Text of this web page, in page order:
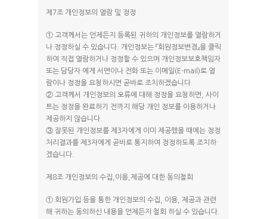
제7조 개인정보의 열람 및 정정
① 고객께서는 언제든지 등록된 귀하의 개인정보를 열람하거
나 정정하실 수 있습니다. 개인정보는 『회원정보변경』을 클릭
하여 직접 열람하거나 정정할 수 있으며 개인정보보호책임자
또는 담당자 에게 서면이나 전화 또는 이메일(E-mail)로 열
람이나 정정을 요청하시면 곧바로 조치하겠습니다.
② 고객께서 개인정보의 오류에 대해 정정을 요청하면, 사이
트는 정정을 완료하기 전까지 해당 개인 정보를 이용하거나
제공하지 않습니다.
③ 잘못된 개인정보를 제3자에게 이미 제공했을 때에는 정정
처리결과를 제3자에게 곧바로 통지하여 정정하도록 조치하
겠습니다.
제8조 개인정보의 수집,이용,제공에 대한 동의철회
① 회원가입 등을 통한 개인정보의 수집, 이용, 제공과 관련
해 귀하는 동의하신 내용을 언제든지 철회 하실 수 있습니다.